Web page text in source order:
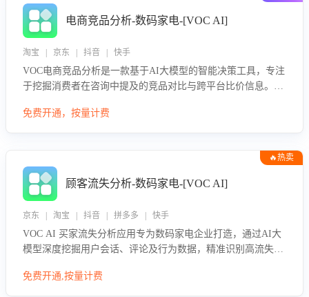
电商竞品分析-数码家电-[VOC AI]
淘宝 | 京东 | 抖音 | 快手
VOC电商竞品分析是一款基于AI大模型的智能决策工具，专注
于挖掘消费者在咨询中提及的竞品对比与跨平台比价信息。该
息，进行多维度交叉对比，并分析消费者的比价行为。通过提
免费开通，按量计费
🔥热卖
顾客流失分析-数码家电-[VOC AI]
京东 | 淘宝 | 抖音 | 拼多多 | 快手
VOC AI 买家流失分析应用专为数码家电企业打造，通过AI大
模型深度挖掘用户会话、评论及行为数据，精准识别高流失风
迟、竞品价格冲击等。系统自动输出可落地的挽回策略，迅速
免费开通,按量计费